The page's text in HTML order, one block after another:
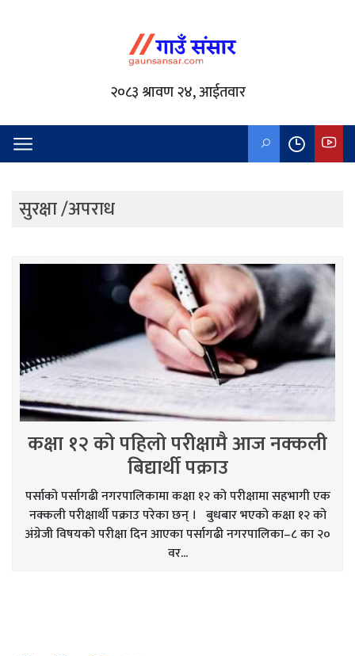
२०८३ श्रावण २४, आईतवार
सुरक्षा /अपराध
कक्षा १२ को पहिलो परीक्षामै आज नक्कली
बिद्यार्थी पक्राउ
पर्साको पर्सागढी नगरपालिकामा कक्षा १२ को परीक्षामा सहभागी एक
नक्कली परीक्षार्थी पक्राउ परेका छन् । बुधबार भएको कक्षा १२ को
अंग्रेजी विषयको परीक्षा दिन आएका पर्सागढी नगरपालिका–८ का २०
वर...